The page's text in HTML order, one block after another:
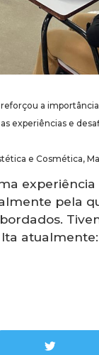
a
experiências e
e Cosmética,
pela